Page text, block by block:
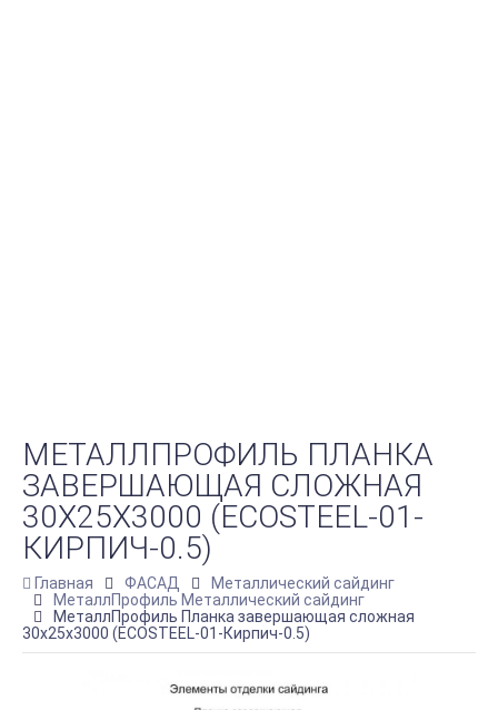
МЕТАЛЛПРОФИЛЬ ПЛАНКА
ЗАВЕРШАЮЩАЯ СЛОЖНАЯ
30Х25Х3000 (ECOSTEEL-01-
КИРПИЧ-0.5)
Главная ФАСАД
Металлический сайдинг
МеталлПрофиль Металлический сайдинг
МеталлПрофиль Планка завершающая сложная
30х25х3000 (ECOSTEEL-01-Кирпич-0.5)